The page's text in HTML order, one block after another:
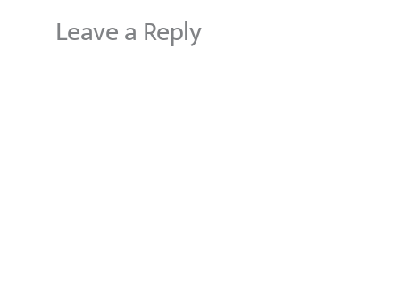
Leave a Reply